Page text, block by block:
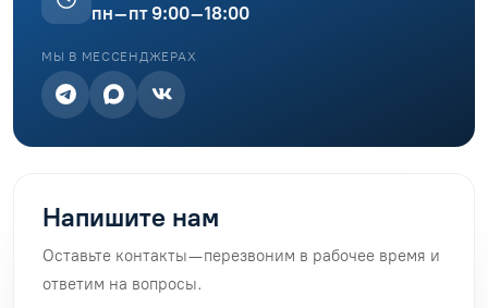
пн–пт 9:00–18:00
МЫ В МЕССЕНДЖЕРАХ
Напишите нам
Оставьте контакты — перезвоним в рабочее время и
ответим на вопросы.